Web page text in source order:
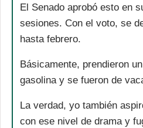
El Senado aprobó esto en
sesiones. Con el voto, se
hasta febrero.
Básicamente, prendieron
gasolina y se fueron de
La verdad, yo también
con ese nivel de drama y